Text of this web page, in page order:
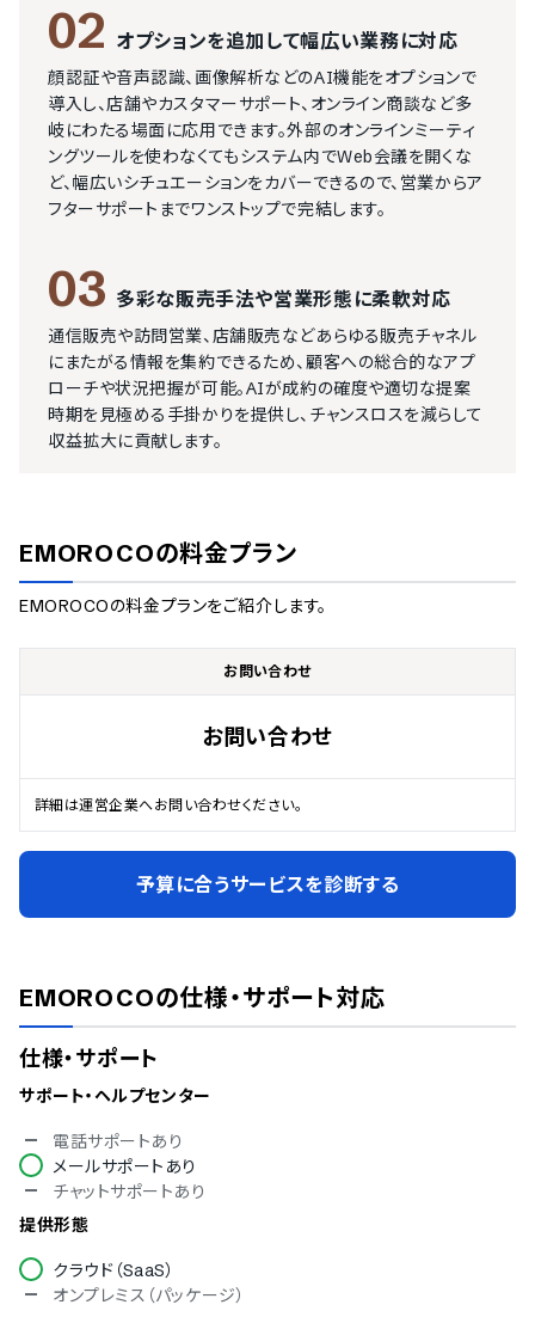
02 オプションを追加して幅広い業務に対応
顔認証や音声認識、画像解析などのAI機能をオプションで
導入し、店舗やカスタマーサポート、オンライン商談など多
岐にわたる場面に応用できます。外部のオンラインミーティ
ングツールを使わなくてもシステム内でWeb会議を開くな
ど、幅広いシチュエーションをカバーできるので、営業からア
フターサポートまでワンストップで完結します。
03 多彩な販売手法や営業形態に柔軟対応
通信販売や訪問営業、店舗販売などあらゆる販売チャネル
にまたがる情報を集約できるため、顧客への総合的なアプ
ローチや状況把握が可能。AIが成約の確度や適切な提案
時期を見極める手掛かりを提供し、チャンスロスを減らして
収益拡大に貢献します。
EMOROCOの料金プラン
EMOROCOの料金プランをご紹介します。
お問い合わせ
お問い合わせ
詳細は運営企業へお問い合わせください。
予算に合うサービスを診断する
EMOROCOの仕様・サポート対応
仕様・サポート
サポート・ヘルプセンター
電話サポートあり
メールサポートあり
チャットサポートあり
提供形態
クラウド（SaaS）
オンプレミス（パッケージ）